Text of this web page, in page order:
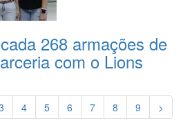
268 armações de
com o Lions
4 5 6 7 8 9 >